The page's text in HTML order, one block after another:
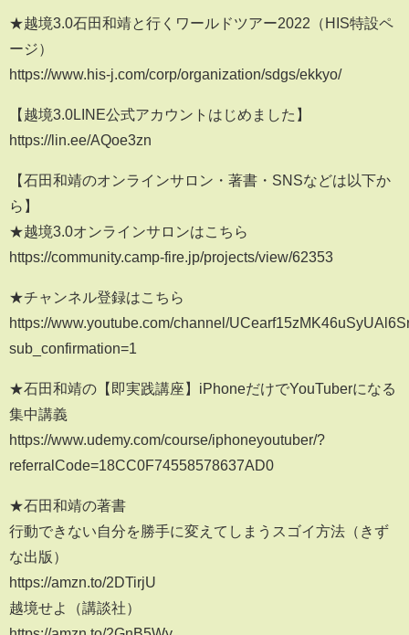
★越境3.0石田和靖と行くワールドツアー2022（HIS特設ペ
ージ）
https://www.his-j.com/corp/organization/sdgs/ekkyo/
【越境3.0LINE公式アカウントはじめました】
https://lin.ee/AQoe3zn
【石田和靖のオンラインサロン・著書・SNSなどは以下か
ら】
★越境3.0オンラインサロンはこちら
https://community.camp-fire.jp/projects/view/62353
★チャンネル登録はこちら
https://www.youtube.com/channel/
sub_confirmation=1
★石田和靖の【即実践講座】iPhoneだけでYouTuberになる
集中講義
https://www.udemy.com/course/iphoneyoutuber/?
referralCode=18CC0F74558578637AD0
★石田和靖の著書
行動できない自分を勝手に変えてしまうスゴイ方法（きず
な出版）
https://amzn.to/2DTirjU
越境せよ（講談社）